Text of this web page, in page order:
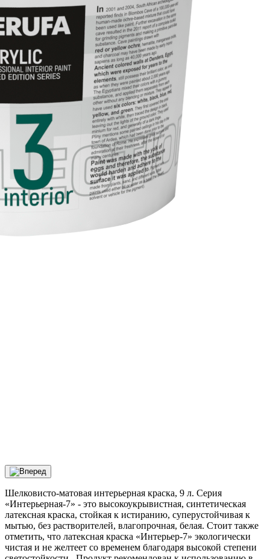
Шелковисто-матовая интерьерная краска, 9 л. Серия
«Интерьерная-7» - это высокоукрывистная, синтетическая
латексная краска, стойкая к истиранию, суперустойчивая к
мытью, без растворителей, влагопрочная, белая. Стоит также
отметить, что латексная краска «Интерьер-7» экологически
чистая и не желтеет со временем благодаря высокой степени